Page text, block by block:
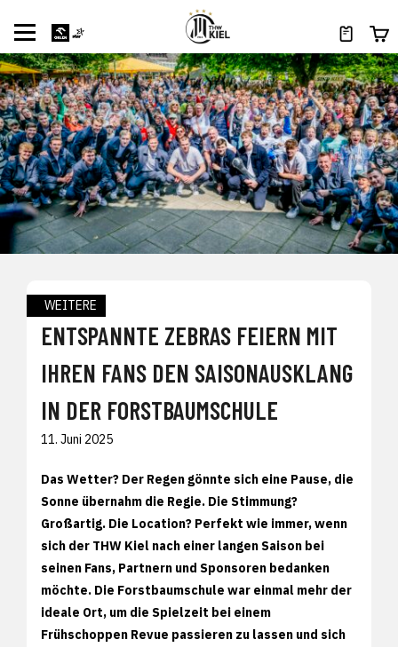
WEITERE
ENTSPANNTE ZEBRAS FEIERN MIT
IHREN FANS DEN SAISONAUSKLANG
IN DER FORSTBAUMSCHULE
11. Juni 2025
Das Wetter? Der Regen gönnte sich eine Pause, die
Sonne übernahm die Regie. Die Stimmung?
Großartig. Die Location? Perfekt wie immer, wenn
sich der THW Kiel nach einer langen Saison bei
seinen Fans, Partnern und Sponsoren bedanken
möchte. Die Forstbaumschule war einmal mehr der
ideale Ort, um die Spielzeit bei einem
Frühschoppen Revue passieren zu lassen und sich